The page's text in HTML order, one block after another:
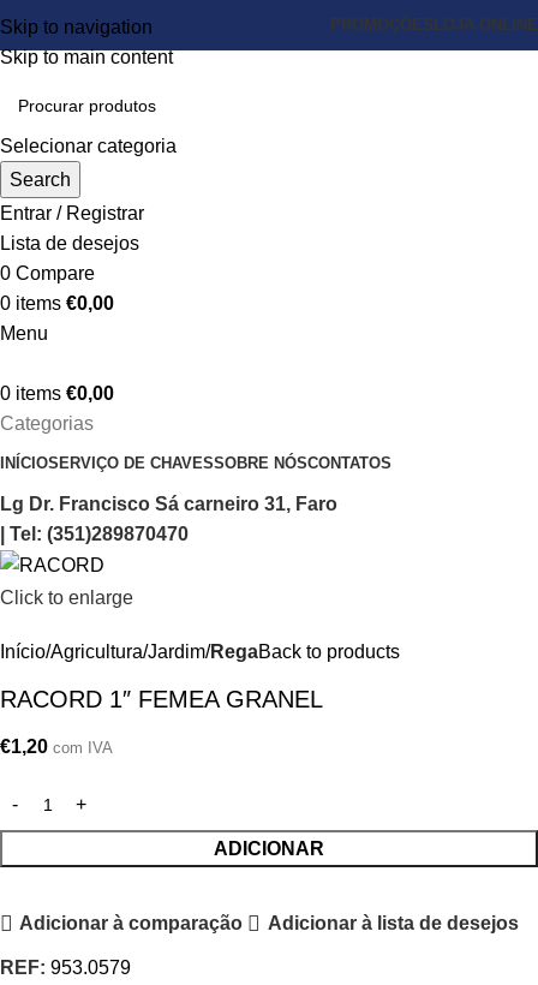
Skip to navigation
Skip to main content
PROMOÇÕES LOJA ONLINE
Selecionar categoria
Search
Entrar / Registrar
Lista de desejos
0 Compare
0 items €0,00
Menu
0 items €0,00
Categorias
INÍCIOSERVIÇO DE CHAVESSOBRE NÓSCONTATOS
Lg Dr. Francisco Sá carneiro 31, Faro
| Tel: (351)289870470
Click to enlarge
Início Agricultura/Jardim RegaBack to products
RACORD 1″ FEMEA GRANEL
€1,20 com IVA
ADICIONAR
Adicionar à comparação Adicionar à lista de desejos
REF: 953.0579